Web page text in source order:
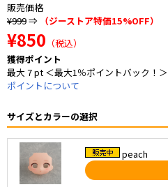
販売価格
¥999⇒ （ジーストア特価15%OFF）
¥850 （税込）
獲得ポイント
最大 7 pt ＜最大1％ポイントバック！＞
ポイントについて
サイズとカラーの選択
peach